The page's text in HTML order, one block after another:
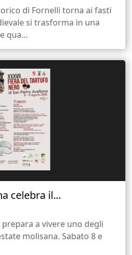
di Fornelli torna ai fasti
si trasforma in una
qua...
celebra il...
a vivere uno degli
molisana. Sabato 8 e